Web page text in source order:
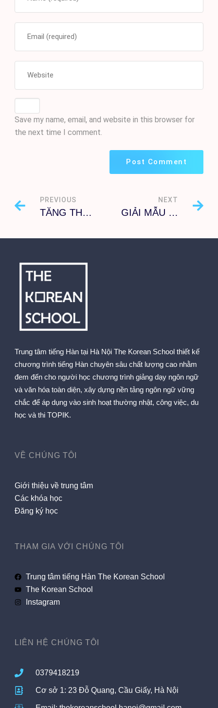
Save my name, email, and website in this browser for
the next time I comment.
PREVIOUS
TĂNG THÊM ĐIỂM CÂU 53 TOPIK
NEXT
GIẢI MẪU CÂU 53 ĐỀ THI TOPIK II
Trung tâm tiếng Hàn tại Hà Nội The Korean School thiết kế
chương trình tiếng Hàn chuyên sâu chất lượng cao nhằm
đem đến cho người học chương trình giảng dạy ngôn ngữ
và văn hóa toàn diện, xây dựng nền tảng ngôn ngữ vững
chắc để áp dụng vào sinh hoạt thường nhật, công việc, du
học và thi TOPIK.
VỀ CHÚNG TÔI
Giới thiệu về trung tâm
Các khóa học
Đăng ký học
THAM GIA VỚI CHÚNG TÔI
Trung tâm tiếng Hàn The Korean School
The Korean School
Instagram
LIÊN HỆ CHÚNG TÔI
0379418219
Cơ sở 1: 23 Đỗ Quang, Cầu Giấy, Hà Nội